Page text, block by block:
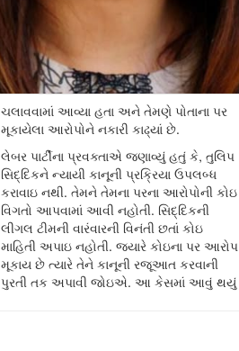
મૂકાયેલા આરોપોને નકારી કાઢ્યાં છે.
લેબર પાર્ટીના પ્રવક્તાએ જણાવ્યું હતું કે, તુલિપ
સિદ્દિકને ન્યાયી કાનૂની પ્રક્રિયા ઉપલબ્ધ
કરાવાઇ નથી. તેમને તેમના પરના આરોપોની કોઇ
વિગતો આપવામાં આવી નહોતી. સિદ્દિકની
લીગલ ટીમની વારંવારની વિનંતી છતાં કોઇ
માહિતી અપાઇ નહોતી. જ્યારે કોઇના પર આરોપ
મૂકાય છે ત્યારે તેને કાનૂની રજૂઆત કરવાની
પુરતી તક અપાવી જોઇએ. આ કેસમાં આવું થયું